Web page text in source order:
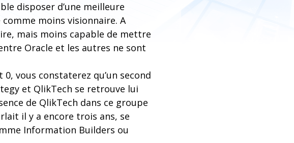
disposer d’une meilleure
moins visionnaire. A
mais moins capable de mettre
Oracle et les autres ne sont
vous constaterez qu’un second
et QlikTech se retrouve lui
de QlikTech dans ce groupe
il y a encore trois ans, se
Information Builders ou